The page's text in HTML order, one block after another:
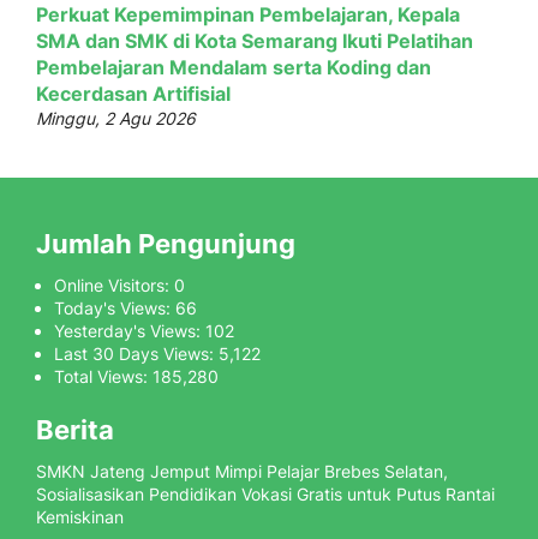
Perkuat Kepemimpinan Pembelajaran, Kepala
SMA dan SMK di Kota Semarang Ikuti Pelatihan
Pembelajaran Mendalam serta Koding dan
Kecerdasan Artifisial
Minggu, 2 Agu 2026
Jumlah Pengunjung
Online Visitors: 0
Today's Views: 66
Yesterday's Views: 102
Last 30 Days Views: 5,122
Total Views: 185,280
Berita
SMKN Jateng Jemput Mimpi Pelajar Brebes Selatan,
Sosialisasikan Pendidikan Vokasi Gratis untuk Putus Rantai
Kemiskinan